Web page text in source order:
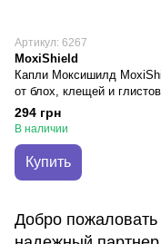
Добро
Артикул: 6267
MoxiShield
Капли Моксишилд
от блох, клещей и глистов
собак весом от 10 до 25 кг,
пипетки (M-818)
294 грн
В наличии
Купить